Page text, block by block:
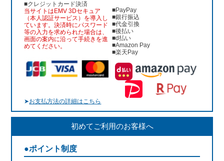
■クレジットカード決済
当サイトはEMV 3Dセキュア
（本人認証サービス）を導入し
ています。決済時にパスワード
等の入力を求められた場合は、
画面の案内に沿って手続きを進
めてください。
■PayPay
■銀行振込
■代金引換
■後払い
■d払い
■Amazon Pay
■楽天Pay
➤お支払方法の詳細はこちら
初めてご利用のお客様へ
●ポイント制度